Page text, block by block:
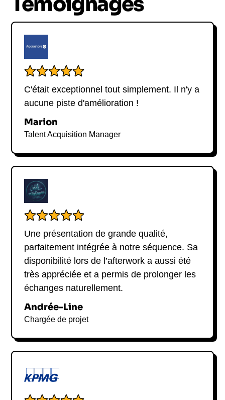
Avec une longue expérience dans le domaine, Elé
Asu saura apporter une réelle valeur ajoutée à vos
C'était exceptionnel tout simplement. Il n'y a
aucune piste d'amélioration !
Marion
Talent Acquisition Manager
Une présentation de grande qualité,
parfaitement intégrée à notre séquence. Sa
disponibilité lors de l’afterwork a aussi été
très appréciée et a permis de prolonger les
échanges naturellement.
Andrée-Line
Chargée de projet